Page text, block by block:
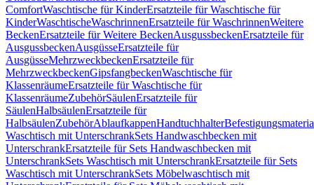
ComfortWaschtische für KinderErsatzteile für Waschtische für
KinderWaschtischeWaschrinnenErsatzteile für WaschrinnenWeitere
BeckenErsatzteile für Weitere BeckenAusgussbeckenErsatzteile für
AusgussbeckenAusgüsseErsatzteile für
AusgüsseMehrzweckbeckenErsatzteile für
MehrzweckbeckenGipsfangbeckenWaschtische für
KlassenräumeErsatzteile für Waschtische für
KlassenräumeZubehörSäulenErsatzteile für
SäulenHalbsäulenErsatzteile für
HalbsäulenZubehörAblaufkappenHandtuchhalter
Waschtisch mit UnterschrankSets Handwaschbecken mit
UnterschrankErsatzteile für Sets Handwaschbecken mit
UnterschrankSets Waschtisch mit UnterschrankErsatzteile für Sets
Waschtisch mit UnterschrankSets Möbelwaschtisch mit